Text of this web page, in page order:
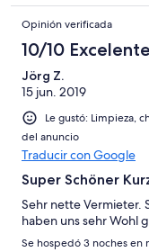
Opinión verificada
10/10 Excelente
Jörg Z.
15 jun. 2019
Le gustó: Limpieza,
del anuncio
Traducir con Google
Super Schöner
Sehr nette Vermieter.
haben uns sehr Wohl
Se hospedó 3 noches en